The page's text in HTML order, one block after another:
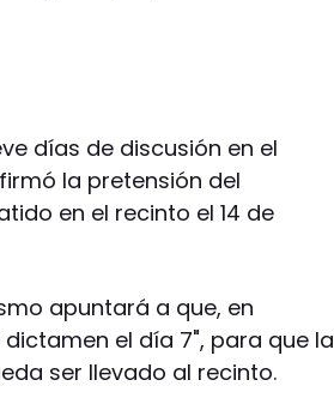
días de discusión en el
la pretensión del
en el recinto el 14 de
apuntará a que, en
el día 7", para que la
ser llevado al recinto.